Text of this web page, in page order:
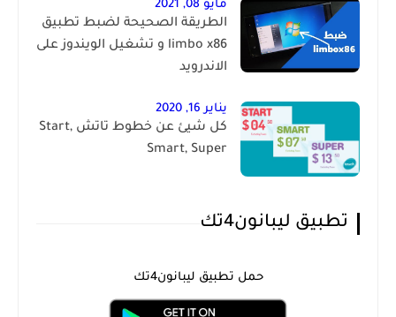
مايو 08, 2021
الطريقة الصحيحة لضبط تطبيق
limbo x86 و تشغيل الويندوز على
الاندرويد
يناير 16, 2020
كل شيئ عن خطوط تاتش Start,
Smart, Super
تطبيق ليبانون4تك
حمل تطبيق ليبانون4تك